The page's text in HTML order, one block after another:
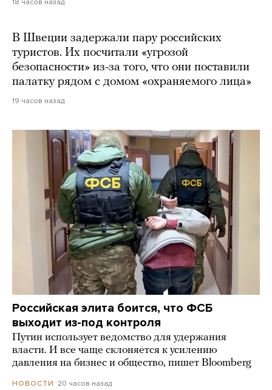
18 часов назад
В Швеции задержали пару российских
туристов. Их посчитали «угрозой
безопасности» из-за того, что они поставили
палатку рядом с домом «охраняемого лица»
19 часов назад
Российская элита боится, что ФСБ
выходит из-под контроля
Путин использует ведомство для удержания
власти. И все чаще склоняется к усилению
давления на бизнес и общество, пишет Bloomberg
НОВОСТИ 20 часов назад